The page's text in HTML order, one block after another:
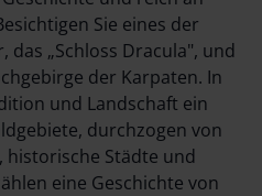
Sie eines der
das „Schloss Dracula", und
der Karpaten. In
und Landschaft ein
durchzogen von
historische Städte und
eine Geschichte von